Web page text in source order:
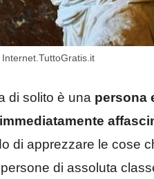
di solito è una persona
di apprezzare le cose
di assoluta